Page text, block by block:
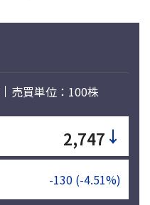
売買単位：100株
2,747 ↓
-130 (-4.51%)